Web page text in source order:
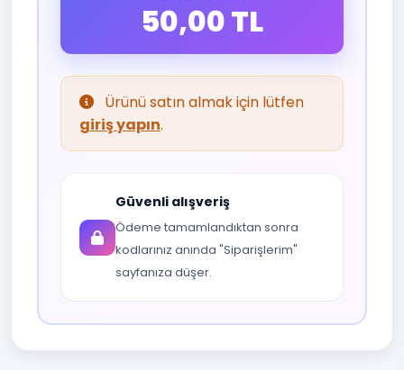
50,00 TL
Ürünü satın almak için lütfen
giriş yapın.
Güvenli alışveriş
Ödeme tamamlandıktan sonra
kodlarınız anında "Siparişlerim"
sayfanıza düşer.